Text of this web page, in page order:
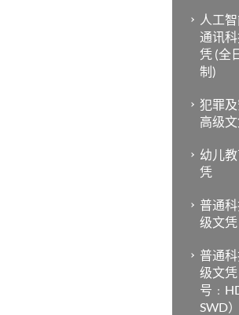
人工
通讯
凭 (全
制)
犯罪
高级
幼儿
凭
普通
级文凭
普通
级文
号
SWD）